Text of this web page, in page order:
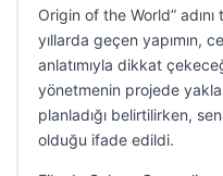
Origin of the World”
yıllarda geçen yapımın,
anlatımıyla dikkat
yönetmenin projede
planladığı belirtilirken,
olduğu ifade edildi.